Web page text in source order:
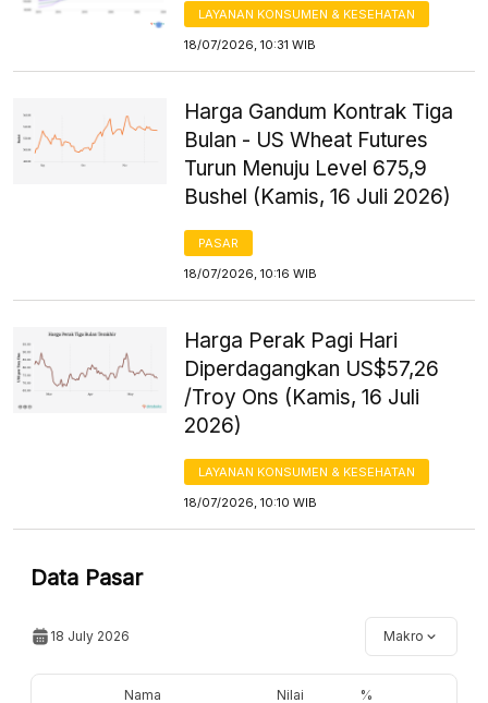
LAYANAN KONSUMEN & KESEHATAN
18/07/2026, 10:31 WIB
Harga Gandum Kontrak Tiga
Bulan - US Wheat Futures
Turun Menuju Level 675,9
Bushel (Kamis, 16 Juli 2026)
PASAR
18/07/2026, 10:16 WIB
Harga Perak Pagi Hari
Diperdagangkan US$57,26
/Troy Ons (Kamis, 16 Juli
2026)
LAYANAN KONSUMEN & KESEHATAN
18/07/2026, 10:10 WIB
Data Pasar
18 July 2026 Makro
Nama Nilai %